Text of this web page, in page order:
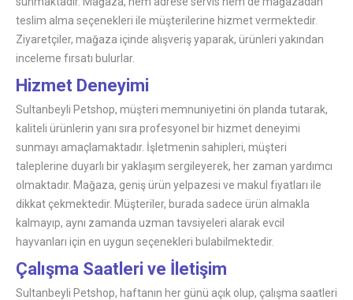
teslim alma seçenekleri ile müşterilerine hizmet vermektedir.
Ziyaretçiler, mağaza içinde alışveriş yaparak, ürünleri yakından
inceleme fırsatı bulurlar.
Hizmet Deneyimi
Sultanbeyli Petshop, müşteri memnuniyetini ön planda tutarak,
kaliteli ürünlerin yanı sıra profesyonel bir hizmet deneyimi
sunmayı amaçlamaktadır. İşletmenin sahipleri, müşteri
taleplerine duyarlı bir yaklaşım sergileyerek, her zaman yardımcı
olmaktadır. Mağaza, geniş ürün yelpazesi ve makul fiyatları ile
dikkat çekmektedir. Müşteriler, burada sadece ürün almakla
kalmayıp, aynı zamanda uzman tavsiyeleri alarak evcil
hayvanları için en uygun seçenekleri bulabilmektedir.
Çalışma Saatleri ve İletişim
Sultanbeyli Petshop, haftanın her günü açık olup, çalışma saatleri